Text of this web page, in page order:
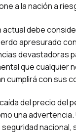
a la nación a
actual debe
apresurado
devastadoras
que cualquier
cumplirá con sus
del precio del
una
nacional,